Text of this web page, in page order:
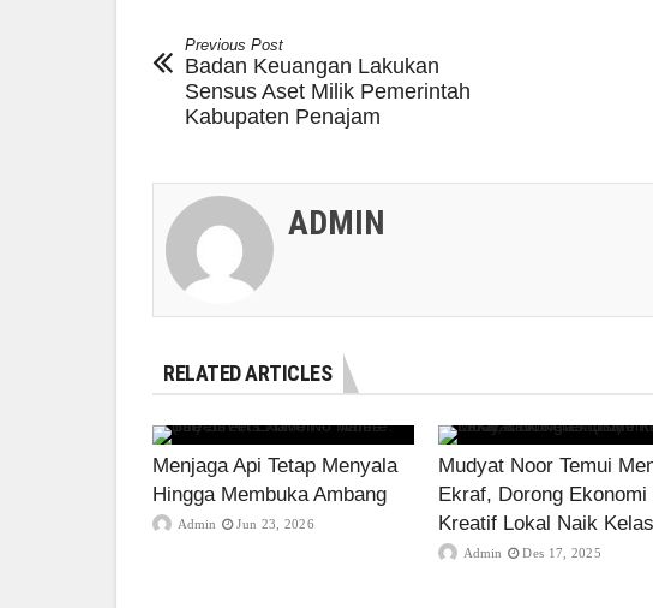
Previous Post
Badan Keuangan Lakukan
Sensus Aset Milik Pemerintah
Kabupaten Penajam
ADMIN
RELATED ARTICLES
Menjaga Api Tetap Menyala
Hingga Membuka Ambang
Admin Jun 23, 2026
Mudyat Noor Temui
Ekraf, Dorong Ekonomi
Kreatif Lokal Naik Kelas
Admin Des 17, 2025